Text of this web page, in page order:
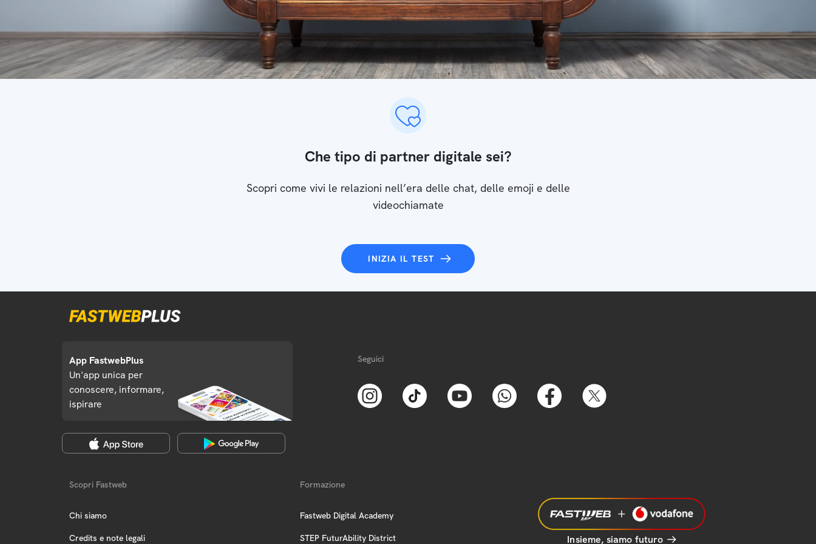
Che tipo di partner digitale sei?
Scopri come vivi le relazioni nell’era delle chat, delle emoji e delle
videochiamate
INIZIA IL TEST
App FastwebPlus
Un'app unica per
conoscere, informare,
ispirare
Seguici
Scopri Fastweb
Chi siamo
Credits e note legali
Formazione
Fastweb Digital Academy
STEP FuturAbility District Insieme, siamo futuro